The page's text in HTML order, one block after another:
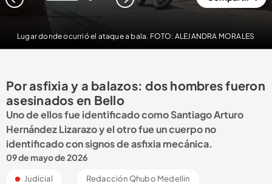
Lugar donde ocurrió el ataque a bala. FOTO: ALEJANDRA MORALES
Por asfixia y a balazos: dos hombres fueron
asesinados en Bello
Uno de ellos fue identificado como Santiago Arturo
Hernández Lizarazo y el otro fue un cuerpo no
identificado con signos de asfixia mecánica.
09 de mayo de 2026
Judicial Redacción Qhubo Medellin